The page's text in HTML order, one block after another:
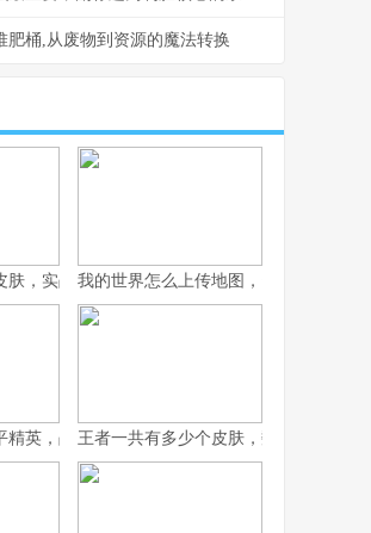
肥桶,从废物到资源的魔法转换
肤，实战与风格的平衡艺术副标题，从仓库到战
我的世界怎么上传地图，资深玩家分享
精英，战术竞技浪潮中的独特答案
王者一共有多少个皮肤，数字背后的